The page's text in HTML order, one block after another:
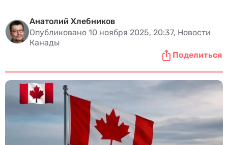
Анатолий Хлебников
Опубликовано 10 ноября 2025, 20:37, Новости
Канады
Поделиться